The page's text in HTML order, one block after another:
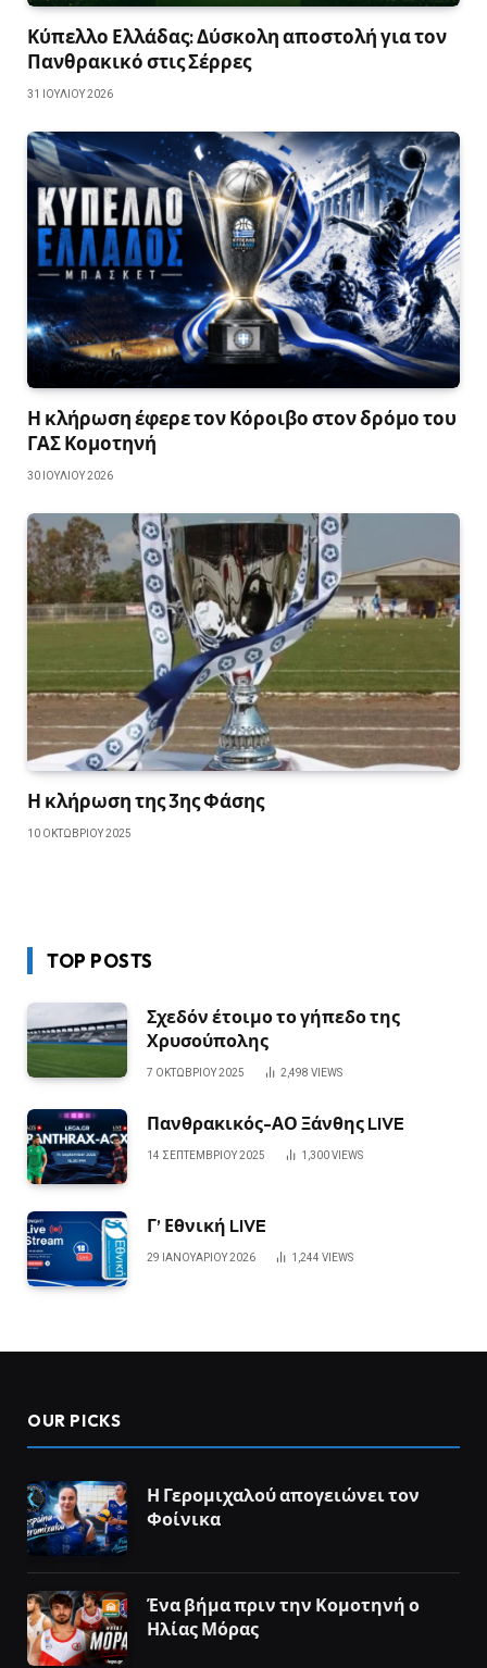
Κύπελλο Ελλάδας: Δύσκολη αποστολή για τον
Πανθρακικό στις Σέρρες
31 ΙΟΥΛΊΟΥ 2026
Η κλήρωση έφερε τον Κόροιβο στον δρόμο του
ΓΑΣ Κομοτηνή
30 ΙΟΥΛΊΟΥ 2026
Η κλήρωση της 3ης Φάσης
10 ΟΚΤΩΒΡΊΟΥ 2025
TOP POSTS
Σχεδόν έτοιμο το γήπεδο της
Χρυσούπολης
7 ΟΚΤΩΒΡΊΟΥ 2025 2,498 VIEWS
Πανθρακικός-ΑΟ Ξάνθης LIVE
14 ΣΕΠΤΕΜΒΡΊΟΥ 2025 1,300VIEWS
Γ’ Εθνική LIVE
29 ΙΑΝΟΥΑΡΊΟΥ 2026 1,244 VIEWS
OUR PICKS
Η Γερομιχαλού απογειώνει τον
Φοίνικα
Ένα βήμα πριν την Κομοτηνή ο
Ηλίας Μόρας